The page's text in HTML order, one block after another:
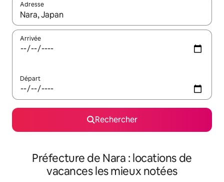
Adresse
Lorsque les résultats s'affichent, utilisez les flèches vers le
Arrivée
Départ
Rechercher
Préfecture de Nara : locations de
vacances les mieux notées